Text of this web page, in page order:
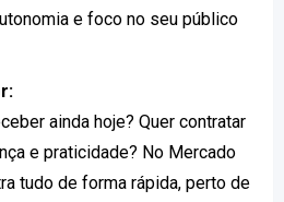
e foco no seu público
ainda hoje? Quer contratar
e praticidade? No Mercado
tudo de forma rápida, perto de